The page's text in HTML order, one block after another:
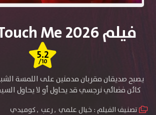
فيلم Touch Me 2026 مترجم
5.2
/10
يصبح صديقان مقربان مدمنين على اللمسة
كائن فضائي نرجسي قد يحاول أو لا يحاول
تصنيف الفيلم : خيال علمي ,رعب ,كوميدي